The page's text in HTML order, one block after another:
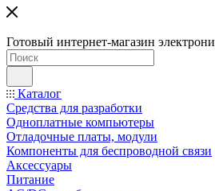
Готовый интернет-магазин
Каталог
Средства для разработки
Одноплатные компьютеры
Отладочные платы, модули
Компоненты для беспроводной связи
Аксессуары
Питание